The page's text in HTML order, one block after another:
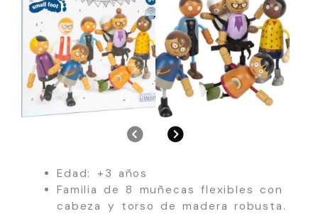
AnteriorSiguiente
Edad: +3 años
Familia de 8 muñecas flexibles con
cabeza y torso de madera robusta.